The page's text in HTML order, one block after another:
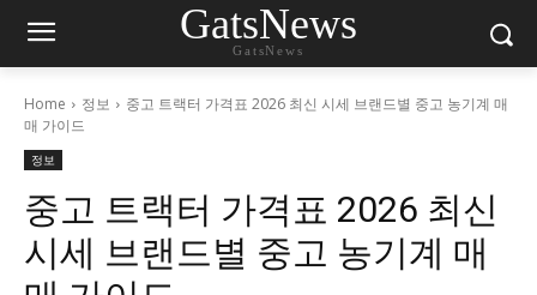
GatsNews
GatsNews
Home 정보
중고 트랙터 가격표 2026 최신 시세 브랜드별 중고 농기계 매
매 가이드
정보
중고 트랙터 가격표 2026 최신
시세 브랜드별 중고 농기계 매